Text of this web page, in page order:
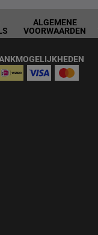
ALGEMENE
VOORWAARDEN